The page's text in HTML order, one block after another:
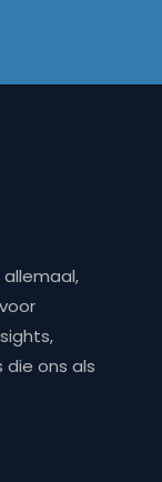
ons als